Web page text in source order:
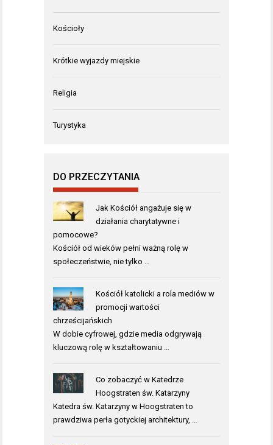
Kościoły
Krótkie wyjazdy miejskie
Religia
Turystyka
DO PRZECZYTANIA
Jak Kościół angażuje się w
działania charytatywne i
pomocowe?
Kościół od wieków pełni ważną rolę w
społeczeństwie, nie tylko …
Kościół katolicki a rola mediów w
promocji wartości
chrześcijańskich
W dobie cyfrowej, gdzie media odgrywają
kluczową rolę w kształtowaniu …
Co zobaczyć w Katedrze
Hoogstraten św. Katarzyny
Katedra św. Katarzyny w Hoogstraten to
prawdziwa perła gotyckiej architektury, …